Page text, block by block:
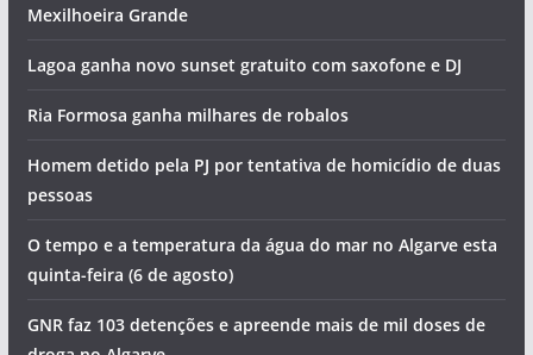
Mexilhoeira Grande
Lagoa ganha novo sunset gratuito com saxofone e DJ
Ria Formosa ganha milhares de robalos
Homem detido pela PJ por tentativa de homicídio de duas
pessoas
O tempo e a temperatura da água do mar no Algarve esta
quinta-feira (6 de agosto)
GNR faz 103 detenções e apreende mais de mil doses de